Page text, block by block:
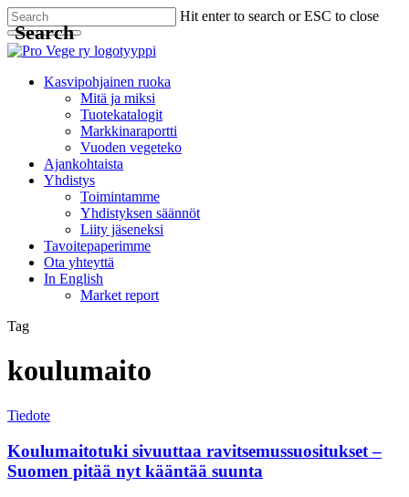
Skip
to
main
Hit enter to search or ESC to close
Search
Close
Menu
Kasvipohjainen ruoka
Mitä ja miksi
Tuotekatalogit
Markkinaraportti
Vuoden vegeteko
Ajankohtaista
Yhdistys
Toimintamme
Yhdistyksen säännöt
Liity jäseneksi
Tavoitepaperimme
Ota yhteyttä
In English
Market report
Tag
koulumaito
Koulumaitotuki
ravitsemussuositukset
–
Suomen
Tiedote
Koulumaitotuki sivuuttaa ravitsemussuositukset –
Suomen pitää nyt kääntää suunta